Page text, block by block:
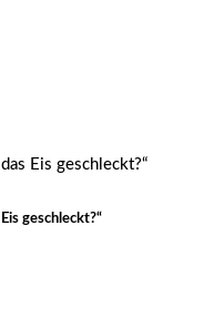
geschleckt?“